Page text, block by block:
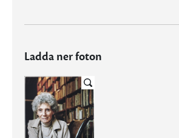
Ladda ner foton